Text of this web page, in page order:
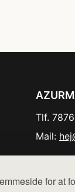
for at
Tlf.
Mail: